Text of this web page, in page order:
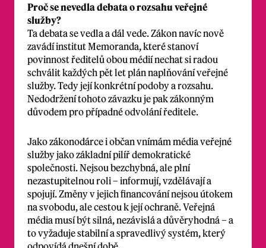
Proč se nevedla debata o rozsahu veřejné
služby?
Ta debata se vedla a dál vede. Zákon navíc nově
zavádí institut Memoranda, které stanoví
povinnost ředitelů obou médií nechat si radou
schválit každých pět let plán naplňování veřejné
služby. Tedy její konkrétní podoby a rozsahu.
Nedodržení tohoto závazku je pak zákonným
důvodem pro případné odvolání ředitele.
Jako zákonodárce i občan vnímám média veřejné
služby jako základní pilíř demokratické
společnosti. Nejsou bezchybná, ale plní
nezastupitelnou roli – informují, vzdělávají a
spojují. Změny v jejich financování nejsou útokem
na svobodu, ale cestou k její ochraně. Veřejná
média musí být silná, nezávislá a důvěryhodná – a
to vyžaduje stabilní a spravedlivý systém, který